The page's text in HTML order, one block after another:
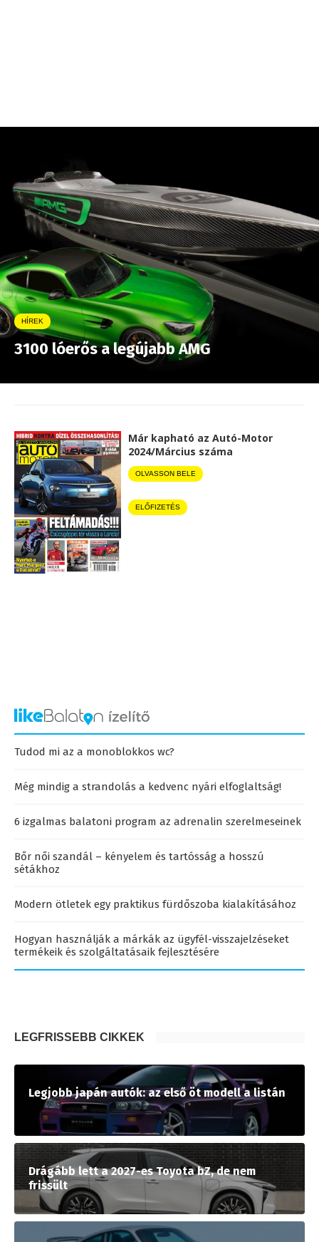
HÍREK
3100 lóerős a legújabb AMG
Már kapható az Autó-Motor
2024/Március száma
OLVASSON BELE
ELŐFIZETÉS
Tudod mi az a monoblokkos wc?
Még mindig a strandolás a kedvenc nyári elfoglaltság!
6 izgalmas balatoni program az adrenalin szerelmeseinek
Bőr női szandál – kényelem és tartósság a hosszú
sétákhoz
Modern ötletek egy praktikus fürdőszoba kialakításához
Hogyan használják a márkák az ügyfél-visszajelzéseket
termékeik és szolgáltatásaik fejlesztésére
LEGFRISSEBB CIKKEK
Legjobb japán autók: az első öt modell a listán
Drágább lett a 2027-es Toyota bZ, de nem
frissült